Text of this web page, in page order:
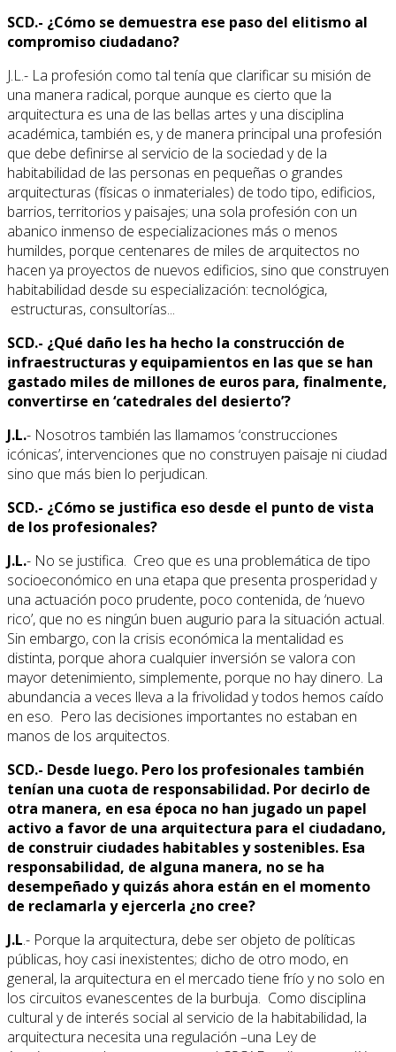
SCD.- ¿Cómo se demuestra ese paso del elitismo al
compromiso ciudadano?
J.L.- La profesión como tal tenía que clarificar su misión de
una manera radical, porque aunque es cierto que la
arquitectura es una de las bellas artes y una disciplina
académica, también es, y de manera principal una profesión
que debe definirse al servicio de la sociedad y de la
habitabilidad de las personas en pequeñas o grandes
arquitecturas (físicas o inmateriales) de todo tipo, edificios,
barrios, territorios y paisajes; una sola profesión con un
abanico inmenso de especializaciones más o menos
humildes, porque centenares de miles de arquitectos no
hacen ya proyectos de nuevos edificios, sino que construyen
habitabilidad desde su especialización: tecnológica,
estructuras, consultorías...
SCD.- ¿Qué daño les ha hecho la construcción de
infraestructuras y equipamientos en las que se han
gastado miles de millones de euros para, finalmente,
convertirse en ‘catedrales del desierto’?
J.L.- Nosotros también las llamamos ‘construcciones
icónicas’, intervenciones que no construyen paisaje ni ciudad
sino que más bien lo perjudican.
SCD.- ¿Cómo se justifica eso desde el punto de vista
de los profesionales?
J.L.- No se justifica. Creo que es una problemática de tipo
socioeconómico en una etapa que presenta prosperidad y
una actuación poco prudente, poco contenida, de ‘nuevo
rico’, que no es ningún buen augurio para la situación actual.
Sin embargo, con la crisis económica la mentalidad es
distinta, porque ahora cualquier inversión se valora con
mayor detenimiento, simplemente, porque no hay dinero. La
abundancia a veces lleva a la frivolidad y todos hemos caído
en eso. Pero las decisiones importantes no estaban en
manos de los arquitectos.
SCD.- Desde luego. Pero los profesionales también
tenían una cuota de responsabilidad. Por decirlo de
otra manera, en esa época no han jugado un papel
activo a favor de una arquitectura para el ciudadano,
de construir ciudades habitables y sostenibles. Esa
responsabilidad, de alguna manera, no se ha
desempeñado y quizás ahora están en el momento
de reclamarla y ejercerla ¿no cree?
J.L.- Porque la arquitectura, debe ser objeto de políticas
públicas, hoy casi inexistentes; dicho de otro modo, en
general, la arquitectura en el mercado tiene frío y no solo en
los circuitos evanescentes de la burbuja. Como disciplina
cultural y de interés social al servicio de la habitabilidad, la
arquitectura necesita una regulación –una Ley de